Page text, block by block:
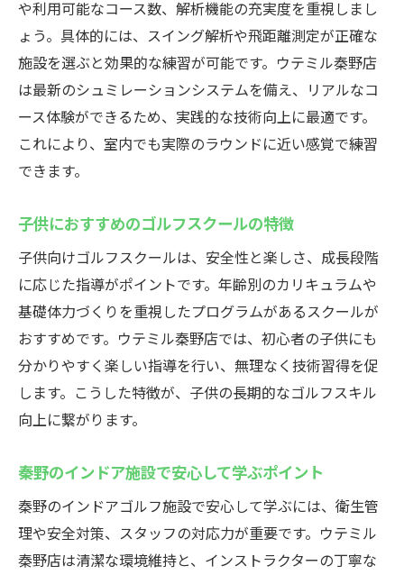
や利用可能なコース数、解析機能の充実度を重視しまし
ょう。具体的には、スイング解析や飛距離測定が正確な
施設を選ぶと効果的な練習が可能です。ウテミル秦野店
は最新のシュミレーションシステムを備え、リアルなコ
ース体験ができるため、実践的な技術向上に最適です。
これにより、室内でも実際のラウンドに近い感覚で練習
できます。
子供におすすめのゴルフスクールの特徴
子供向けゴルフスクールは、安全性と楽しさ、成長段階
に応じた指導がポイントです。年齢別のカリキュラムや
基礎体力づくりを重視したプログラムがあるスクールが
おすすめです。ウテミル秦野店では、初心者の子供にも
分かりやすく楽しい指導を行い、無理なく技術習得を促
します。こうした特徴が、子供の長期的なゴルフスキル
向上に繋がります。
秦野のインドア施設で安心して学ぶポイント
秦野のインドアゴルフ施設で安心して学ぶには、衛生管
理や安全対策、スタッフの対応力が重要です。ウテミル
秦野店は清潔な環境維持と、インストラクターの丁寧な